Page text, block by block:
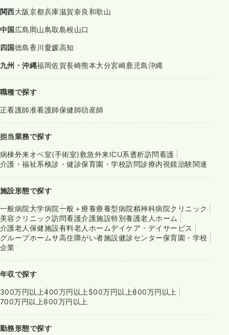
関西大阪京都兵庫滋賀奈良和歌山
中国広島岡山鳥取島根山口
四国徳島香川愛媛高知
九州・沖縄福岡佐賀長崎熊本大分宮崎鹿児島沖縄
職種で探す
正看護師准看護師保健師助産師
担当業務で探す
病棟外来オペ室(手術室)救急外来ICU系透析訪問看護
介護・福祉系検診・健診保育園・学校訪問診療内視鏡治験関連
施設形態で探す
一般病院大学病院一般＋療養療養型病院精神科病院クリニック
美容クリニック訪問看護介護施設特別養護老人ホーム
介護老人保健施設有料老人ホームデイケア・デイサービス
グループホームサ高住障がい者施設健診センター保育園・学校
企業
年収で探す
300万円以上400万円以上 500万円以上600万円以上
700万円以上800万円以上
勤務形態で探す